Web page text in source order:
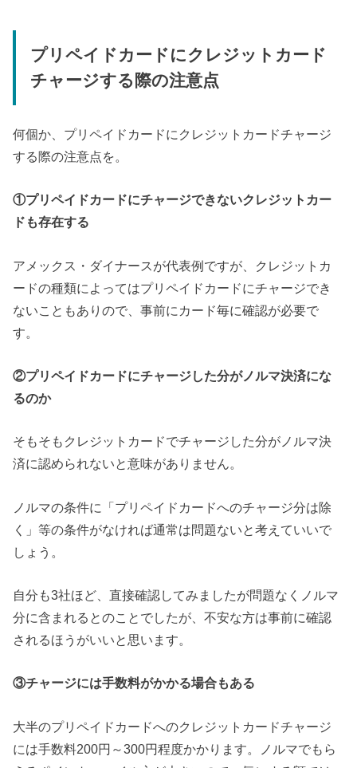
プリペイドカードにクレジットカード
チャージする際の注意点
何個か、プリペイドカードにクレジットカードチャージ
する際の注意点を。
①プリペイドカードにチャージできないクレジットカー
ドも存在する
アメックス・ダイナースが代表例ですが、クレジットカ
ードの種類によってはプリペイドカードにチャージでき
ないこともありので、事前にカード毎に確認が必要で
す。
②プリペイドカードにチャージした分がノルマ決済にな
るのか
そもそもクレジットカードでチャージした分がノルマ決
済に認められないと意味がありません。
ノルマの条件に「プリペイドカードへのチャージ分は除
く」等の条件がなければ通常は問題ないと考えていいで
しょう。
自分も3社ほど、直接確認してみましたが問題なくノルマ
分に含まれるとのことでしたが、不安な方は事前に確認
されるほうがいいと思います。
③チャージには手数料がかかる場合もある
大半のプリペイドカードへのクレジットカードチャージ
には手数料200円～300円程度かかります。ノルマでもら